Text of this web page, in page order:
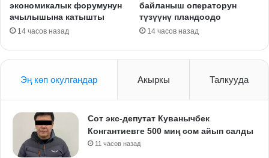
экономикалык форумунун
ачылышына катышты
14 часов назад
байланыш операторун
түзүүнү пландоодо
14 часов назад
Эң көп окулгандар Акыркы Талкууда
Сот экс-депутат Куванычбек
Конгантиевге 500 миң сом айып салды
11 часов назад